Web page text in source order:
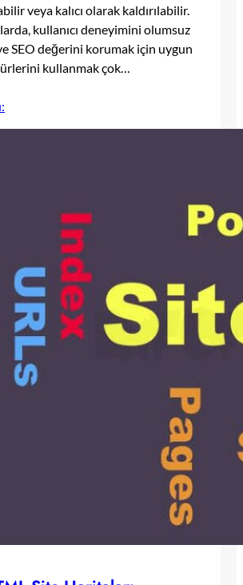
veya kalıcı olarak kaldırılabilir.
kullanıcı deneyimini olumsuz
SEO değerini korumak için uygun
kullanmak çok…